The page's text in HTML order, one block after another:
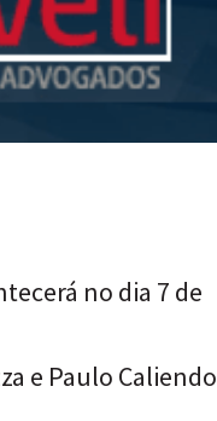
no dia 7 de
e Paulo Caliendo